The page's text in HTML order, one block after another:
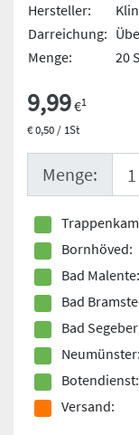
Hersteller:
Darreichung:
Menge:
20
9,99€1
€ 0,50 / 1St
Menge:
Bornhöved:
Bad Malente:
Bad
Bad
Neumünster:
Botendienst:
Versand: